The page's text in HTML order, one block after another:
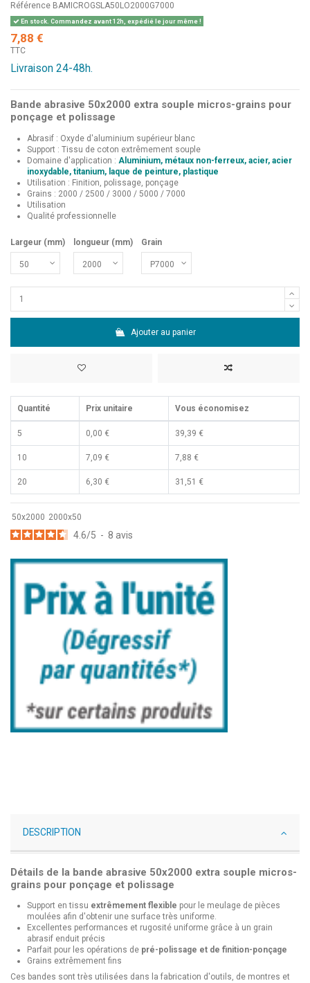
Référence BAMICROGSLA50LO2000G7000
En stock. Commandez avant 12h, expédié le jour même !
7,88 €
TTC
Livraison 24-48h.
Bande abrasive 50x2000 extra souple micros-grains pour
ponçage et polissage
Abrasif : Oxyde d'aluminium supérieur blanc
Support : Tissu de coton extrêmement souple
Domaine d'application : Aluminium, métaux non-ferreux, acier, acier
inoxydable, titanium, laque de peinture, plastique
Utilisation : Finition, polissage, ponçage
Grains : 2000 / 2500 / 3000 / 5000 / 7000
Utilisation
Qualité professionnelle
Largeur (mm) longueur (mm) Grain
Ajouter au panier
Quantité Prix unitaire Vous économisez
5 0,00 € 39,39 €
10 7,09 € 7,88 €
20 6,30 € 31,51 €
50x2000 2000x50
4.6/5 - 8 avis
DESCRIPTION
Détails de la bande abrasive 50x2000 extra souple micros-
grains pour ponçage et polissage
Support en tissu extrêmement flexible pour le meulage de pièces
moulées afin d'obtenir une surface très uniforme.
Excellentes performances et rugosité uniforme grâce à un grain
abrasif enduit précis
Parfait pour les opérations de pré-polissage et de finition-ponçage
Grains extrêmement fins
Ces bandes sont très utilisées dans la fabrication d'outils, de montres et